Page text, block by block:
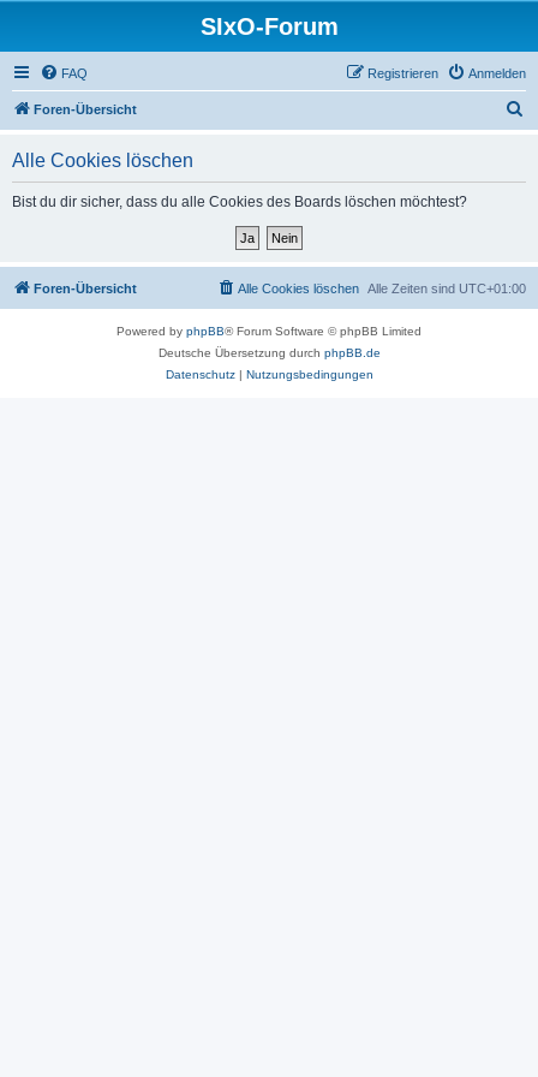
SIxO-Forum
FAQ Anmelden
Registrieren
Foren-Übersicht
Alle Cookies löschen
Bist du dir sicher, dass du alle Cookies des Boards löschen möchtest?
Foren-Übersicht Alle Zeiten sind UTC+01:00
Alle Cookies löschen
Powered by phpBB® Forum Software © phpBB Limited
Deutsche Übersetzung durch phpBB.de
Datenschutz| Nutzungsbedingungen